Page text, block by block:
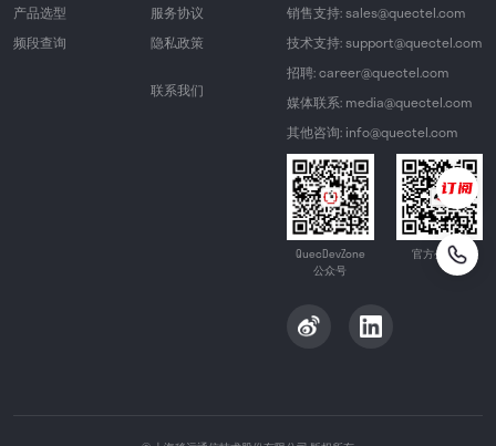
产品选型
频段查询
服务协议
隐私政策
联系我们
销售支持: sales@quectel.com
技术支持: support@quectel.com
招聘: career@quectel.com
媒体联系: media@quectel.com
其他咨询: info@quectel.com
QuecDevZone
公众号
官方公众号